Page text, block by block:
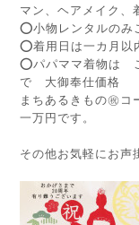
マン、ヘアメイク、
⭕️小物レンタルのみ
⭕️着用日は一カ月以
⭕️パパママ着物は
で 大御奉仕価格
まちあるきもの㊗️コ
一万円です。
その他お気軽にお声